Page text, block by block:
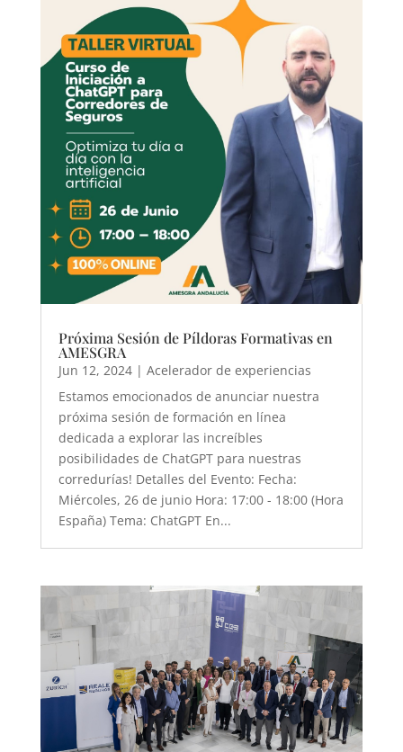
Próxima Sesión de Píldoras Formativas en
AMESGRA
Jun 12, 2024| Acelerador de experiencias
Estamos emocionados de anunciar nuestra
próxima sesión de formación en línea
dedicada a explorar las increíbles
posibilidades de ChatGPT para nuestras
corredurías! Detalles del Evento: Fecha:
Miércoles, 26 de junio Hora: 17:00 - 18:00 (Hora
España) Tema: ChatGPT En...